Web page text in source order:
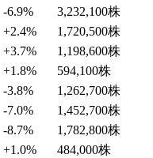
-6.9% 3,232,100株
+2.4% 1,720,500株
+3.7% 1,198,600株
+1.8% 594,100株
-3.8% 1,262,700株
-7.0% 1,452,700株
-8.7% 1,782,800株
+1.0% 484,000株